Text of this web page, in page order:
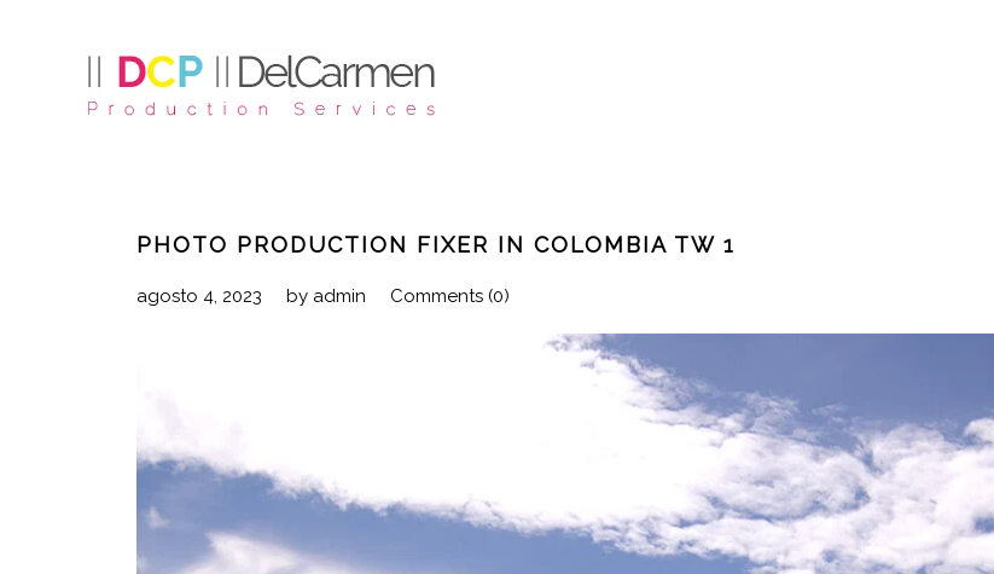
PHOTO PRODUCTION FIXER IN COLOMBIA TW 1
agosto 4, 2023 by admin Comments (0)